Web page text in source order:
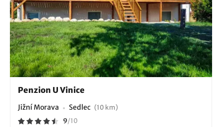
Penzion U Vinice
Jižní Morava Sedlec (10 km)
9/10